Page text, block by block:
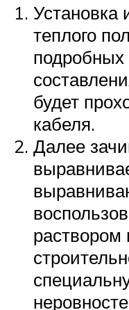
Установка
теплого
подробных
будет
кабеля.
Далее
раствором